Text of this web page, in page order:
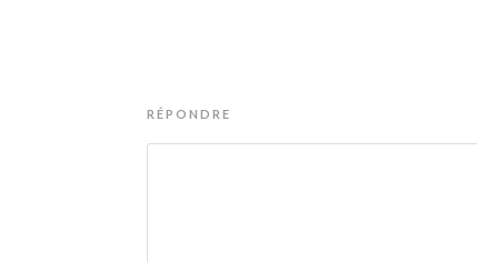
RÉPONDRE